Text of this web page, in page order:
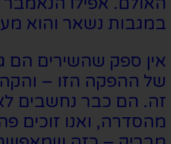
במגבות נשאר והוא
אין ספק שהשירים הם
של ההפקה הזו –
זה. הם כבר נחשבים
מהסדרה, ואנו זוכים